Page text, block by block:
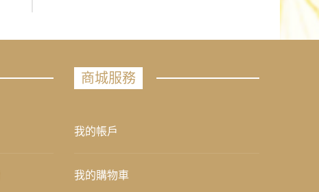
商城服務
我的帳戶
我的購物車